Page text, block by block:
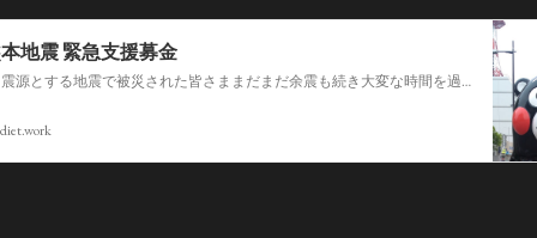
地震 緊急支援募金
今回の熊本を震源とする地震で被災された皆さままだまだ余震も続き大変な時間を過ごされていると思います。心よりお見舞い申し上げます